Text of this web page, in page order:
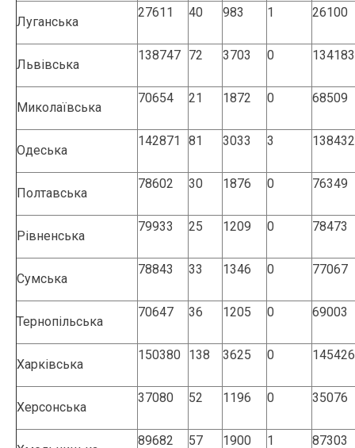
Луганська
27611 40 983 1 26100
Львівська
138747 72 3703 0 134183
Миколаївська
70654 21 1872 0 68509
Одеська
142871 81 3033 3 138432
Полтавська
78602 30 1876 0 76349
Рівненська
79933 25 1209 0 78473
Сумська
78843 33 1346 0 77067
Тернопільська
70647 36 1205 0 69003
Харківська
150380 138 3625 0 145426
Херсонська
37080 52 1196 0 35076
89682 57 1900 1 87303